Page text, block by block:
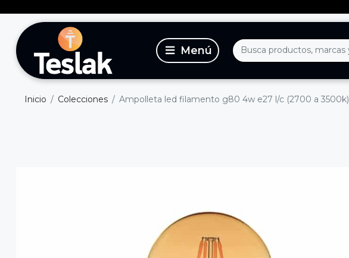
Inicio Colecciones Ampolleta led filamento g80 4w e27 l/c (2700 a 3500k)